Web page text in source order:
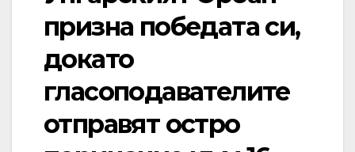
призна победата си,
докато
гласоподавателите
отправят остро